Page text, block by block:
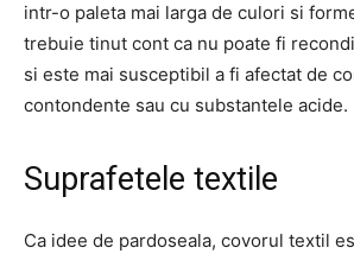
intr-o paleta mai larga de culori si
trebuie tinut cont ca nu poate fi
si este mai susceptibil a fi afectat de
contondente sau cu substantele acide.
Suprafetele textile
Ca idee de pardoseala, covorul textil